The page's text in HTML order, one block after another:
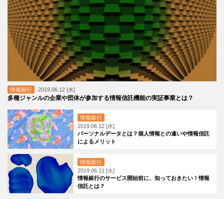
情報銀行 2019.06.12 [水]
多種ジャンルの企業や団体が参加する情報信託機能の実証事業とは？
情報銀行
2019.06.12 [水]
パーソナルデータとは？個人情報との違いや情報信託
によるメリット
情報銀行
2019.06.11 [火]
情報銀行のサービス開始前に、知っておきたい！情報
信託とは？